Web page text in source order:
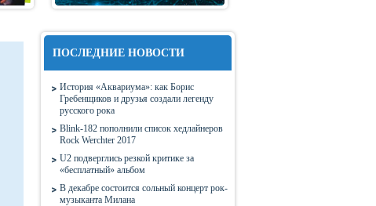
ПОСЛЕДНИЕ НОВОСТИ
История «Аквариума»: как Борис
Гребенщиков и друзья создали легенду
русского рока
Blink-182 пополнили список хедлайнеров
Rock Werchter 2017
U2 подверглись резкой критике за
«бесплатный» альбом
В декабре состоится сольный концерт рок-
музыканта Милана